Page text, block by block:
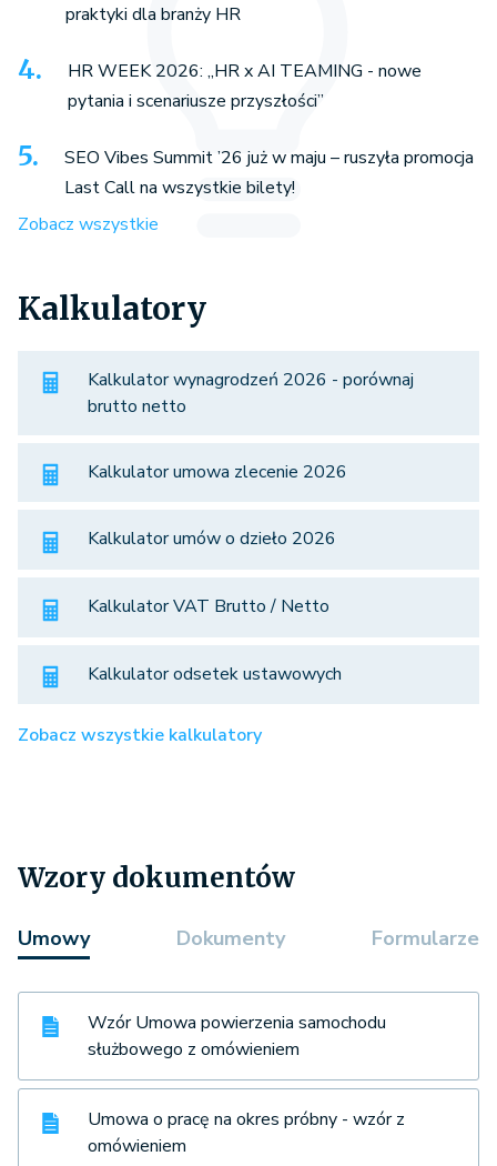
praktyki dla branży HR
HR WEEK 2026: „HR x AI TEAMING - nowe
pytania i scenariusze przyszłości”
SEO Vibes Summit ’26 już w maju – ruszyła promocja
Last Call na wszystkie bilety!
Zobacz wszystkie
Kalkulatory
Kalkulator wynagrodzeń 2026 - porównaj
brutto netto
Kalkulator umowa zlecenie 2026
Kalkulator umów o dzieło 2026
Kalkulator VAT Brutto / Netto
Kalkulator odsetek ustawowych
Zobacz wszystkie kalkulatory
Wzory dokumentów
Umowy Dokumenty Formularze
Wzór Umowa powierzenia samochodu
służbowego z omówieniem
Umowa o pracę na okres próbny - wzór z
omówieniem